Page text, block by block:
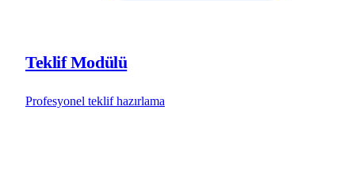
Teklif Modülü
Profesyonel teklif hazırlama